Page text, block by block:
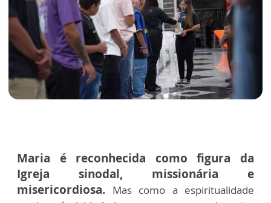
Maria é reconhecida como figura da
Igreja sinodal, missionária e
misericordiosa. Mas como a espiritualidade